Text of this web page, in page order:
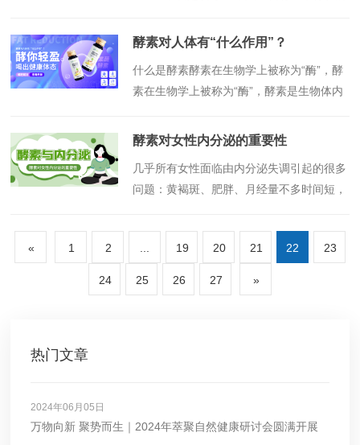
酵素对人体有“什么作用”？
​什么是酵素酵素在生物学上被称为“酶”，酵
素在生物学上被称为“酶”，酵素是生物体内
应都是在酵素的催化作用之下实现的！......
酵素对女性内分泌的重要性
​几乎所有女性面临由内分泌失调引起的很多
问题：黄褐斑、肥胖、月经量不多时间短，
« 1 2 19 20 21 22 23
24 25 26 27 »
热门文章
2024年06月05日
万物向新 聚势而生｜2024年萃聚自然健康研讨会圆满开展